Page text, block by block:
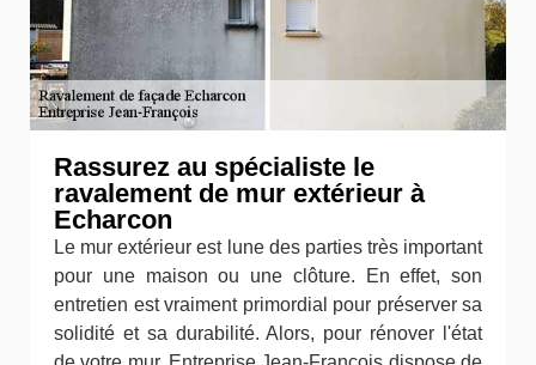
Rassurez au spécialiste le
ravalement de mur extérieur à
Echarcon
Le mur extérieur est lune des parties très important
pour une maison ou une clôture. En effet, son
entretien est vraiment primordial pour préserver sa
solidité et sa durabilité. Alors, pour rénover l'état